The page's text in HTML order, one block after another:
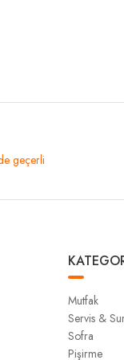
geçerli
Mutfak
Servis &
Sofra
Pişirme